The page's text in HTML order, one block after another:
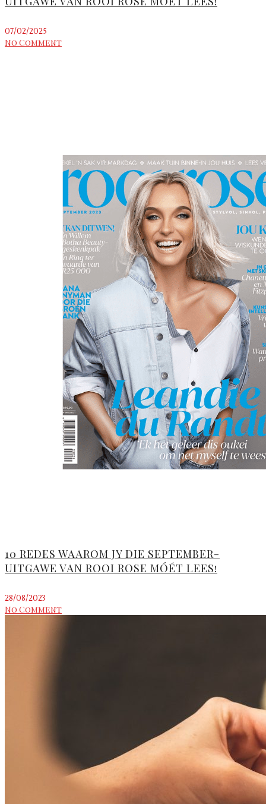
07/02/2025
No Comment
10 REDES WAAROM JY DIE SEPTEMBER-
UITGAWE VAN ROOI ROSE MÓÉT LEES!
28/08/2023
No Comment